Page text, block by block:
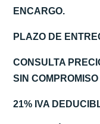
ENCARGO.
PLAZO DE
CONSULTA
SIN COMPROMISO
21% IVA